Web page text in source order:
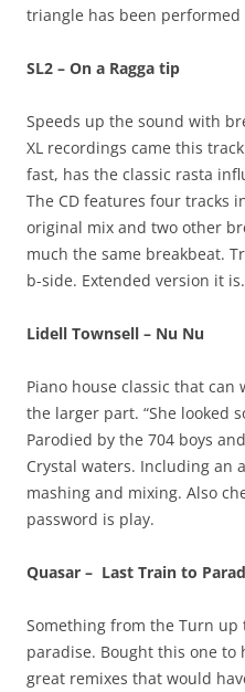
triangle has been performed
SL2 – On a Ragga tip
Speeds up the sound with
XL recordings came this
fast, has the classic rasta
The CD features four tracks
original mix and two other
much the same breakbeat.
b-side. Extended version it is.
Lidell Townsell – Nu Nu
Piano house classic that
the larger part. “She looked
Parodied by the 704 boys
Crystal waters. Including an
mashing and mixing. Also
password is play.
Quasar – Last Train to
Something from the Turn up
paradise. Bought this one to
great remixes that would